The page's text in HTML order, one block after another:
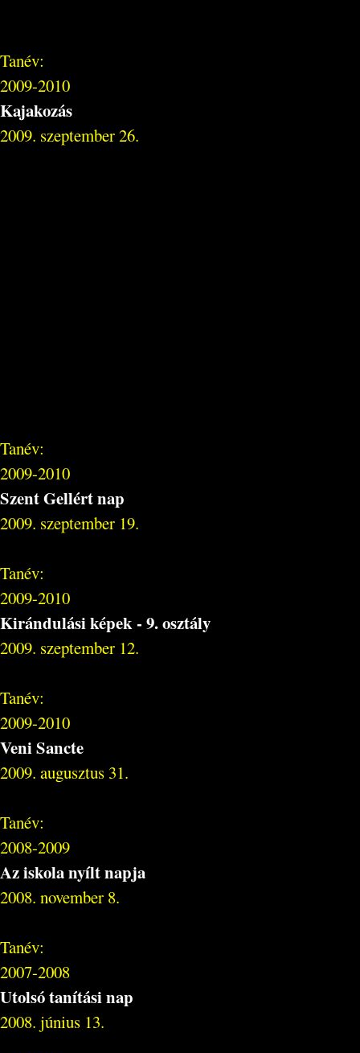
Tanév:
2009-2010
Kajakozás
2009. szeptember 26.
Tanév:
2009-2010
Szent Gellért nap
2009. szeptember 19.
Tanév:
2009-2010
Kirándulási képek - 9. osztály
2009. szeptember 12.
Tanév:
2009-2010
Veni Sancte
2009. augusztus 31.
Tanév:
2008-2009
Az iskola nyílt napja
2008. november 8.
Tanév:
2007-2008
Utolsó tanítási nap
2008. június 13.